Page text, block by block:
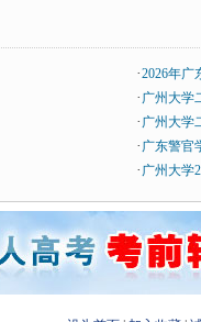
·2026年广
· 广州大学
· 广州大学
· 广东警官
· 广州大学